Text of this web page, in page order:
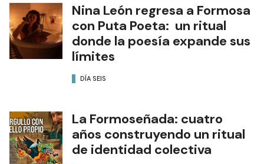
Nina León regresa a Formosa
con Puta Poeta: un ritual
donde la poesía expande sus
límites
DÍA SEIS
La Formoseñada: cuatro
años construyendo un ritual
de identidad colectiva